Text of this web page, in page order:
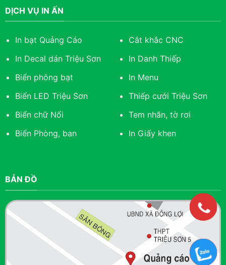
DỊCH VỤ IN ẤN
In bạt Quảng Cáo
In Decal dán Triệu Sơn
Biển phông bạt
Biển LED Triệu Sơn
Biển chữ Nổi
Biển Phòng, ban
Cắt khắc CNC
In Danh Thiếp
In Menu
Thiếp cưới Triệu Sơn
Tem nhãn, tờ rơi
In Giấy khen
BẢN ĐỒ